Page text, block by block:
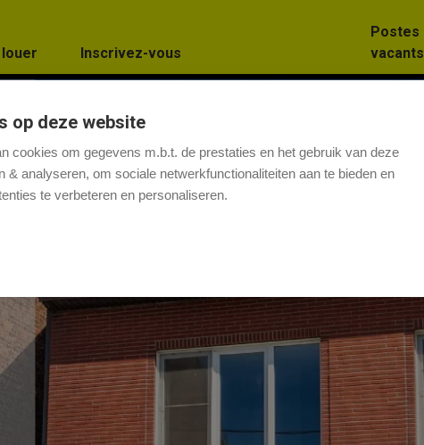
Inscrivez-vous
Postes
vacants
op deze website
cookies om gegevens m.b.t. de prestaties en het gebruik van deze
& analyseren, om sociale netwerkfunctionaliteiten aan te bieden en
te verbeteren en personaliseren.